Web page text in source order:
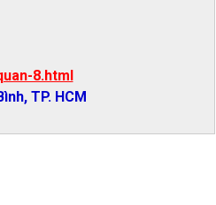
8.html
TP. HCM